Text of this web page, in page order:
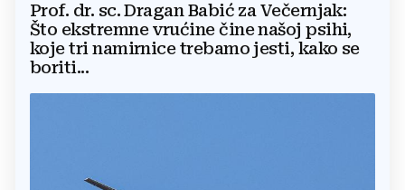
Prof. dr. sc. Dragan Babić za Večernjak:
Što ekstremne vrućine čine našoj psihi,
koje tri namirnice trebamo jesti, kako se
boriti...